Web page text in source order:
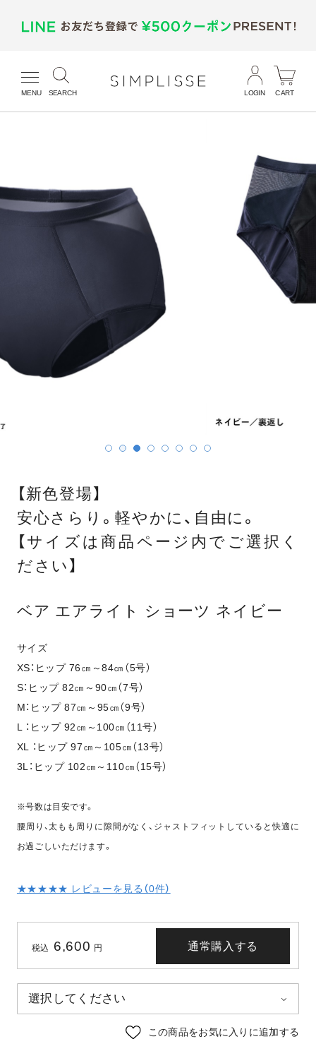
MENU SEARCH LOGIN CART
【新色登場】
安心さらり。軽やかに、自由に。
【サイズは商品ページ内でご選択く
ださい】
ベア エアライト ショーツ ネイビー
サイズ
XS：ヒップ 76㎝～84㎝（5号）
S：ヒップ 82㎝～90㎝（7号）
M：ヒップ 87㎝～95㎝（9号）
L ：ヒップ 92㎝～100㎝（11号）
XL ：ヒップ 97㎝～105㎝（13号）
3L：ヒップ 102㎝～110㎝（15号）
※号数は目安です。
腰周り、太もも周りに隙間がなく、ジャストフィットしていると快適に
お過ごしいただけます。
★★★★★ レビューを見る（0件）
税込 6,600 円 通常購入する
この商品をお気に入りに追加する